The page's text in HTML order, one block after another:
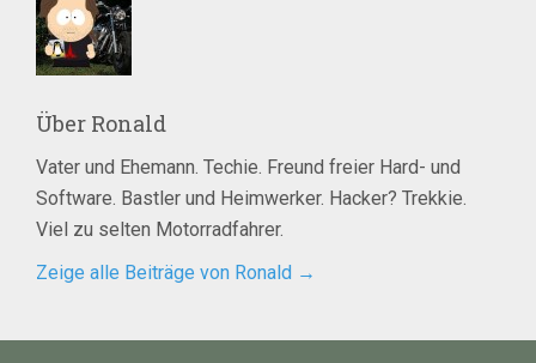
Über Ronald
Vater und Ehemann. Techie. Freund freier Hard- und
Software. Bastler und Heimwerker. Hacker? Trekkie.
Viel zu selten Motorradfahrer.
Zeige alle Beiträge von Ronald →